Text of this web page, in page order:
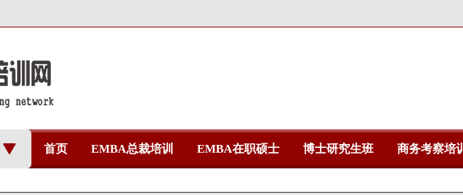
首页 EMBA总裁培训 EMBA在职硕士 博士研究生班 商务考察培训